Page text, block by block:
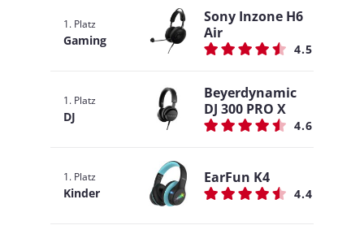
1. Platz
Gaming
Sony Inzone H6
Air
4.5
1. Platz
DJ
Beyerdynamic
DJ 300 PRO X
4.6
1. Platz
Kinder
EarFun K4
4.4